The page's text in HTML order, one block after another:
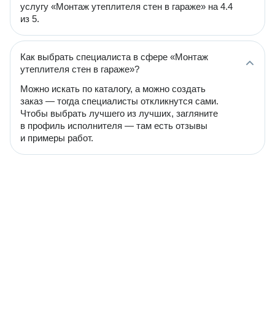
услугу «Монтаж утеплителя стен в гараже» на 4.4
из 5.
Как выбрать специалиста в сфере «Монтаж
утеплителя стен в гараже»?
Можно искать по каталогу, а можно создать
заказ — тогда специалисты откликнутся сами.
Чтобы выбрать лучшего из лучших, загляните
в профиль исполнителя — там есть отзывы
и примеры работ.